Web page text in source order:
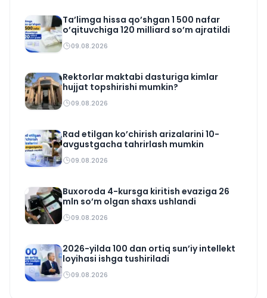
Ta’limga hissa qo’shgan 1 500 nafar
o’qituvchiga 120 milliard so’m ajratildi
09.08.2026
Rektorlar maktabi dasturiga kimlar
hujjat topshirishi mumkin?
09.08.2026
Rad etilgan ko’chirish arizalarini 10-
avgustgacha tahrirlash mumkin
09.08.2026
Buxoroda 4-kursga kiritish evaziga 26
mln so’m olgan shaxs ushlandi
09.08.2026
2026-yilda 100 dan ortiq sun’iy intellekt
loyihasi ishga tushiriladi
09.08.2026